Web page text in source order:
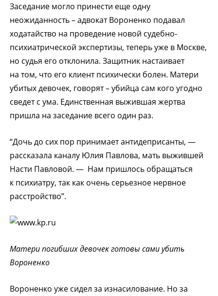
Заседание могло принести еще одну
неожиданность – адвокат Вороненко подавал
ходатайство на проведение новой судебно-
психиатрической экспертизы, теперь уже в Москве,
но судья его отклонила. Защитник настаивает
на том, что его клиент психически болен. Матери
убитых девочек, говорят – убийца сам кого угодно
сведет с ума. Единственная выжившая жертва
пришла на заседание всего один раз.
“Дочь до сих пор принимает антидеприсанты, —
рассказала каналу Юлия Павлова, мать выжившей
Насти Павловой. — Нам пришлось обращаться
к психиатру, так как очень серьезное нервное
расстройство”.
Матери погибших девочек готовы сами убить
Вороненко
Вороненко уже сидел за изнасилование. Но за